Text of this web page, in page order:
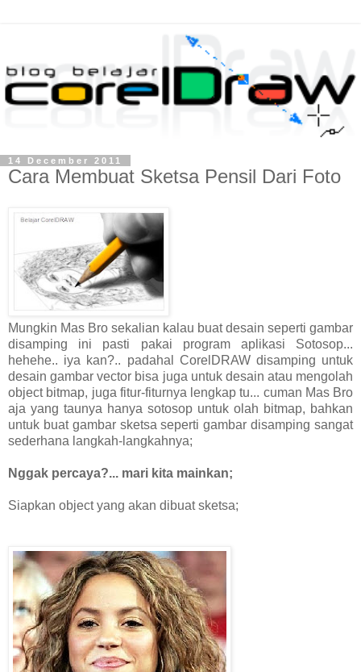
14 December 2011
Cara Membuat Sketsa Pensil Dari Foto
Mungkin Mas Bro sekalian kalau buat desain seperti gambar
disamping ini pasti pakai program aplikasi Sotosop...
hehehe.. iya kan?.. padahal CorelDRAW disamping untuk
desain gambar vector bisa juga untuk desain atau mengolah
object bitmap, juga fitur-fiturnya lengkap tu... cuman Mas Bro
aja yang taunya hanya sotosop untuk olah bitmap, bahkan
untuk buat gambar sketsa seperti gambar disamping sangat
sederhana langkah-langkahnya;
Nggak percaya?... mari kita mainkan;
Siapkan object yang akan dibuat sketsa;